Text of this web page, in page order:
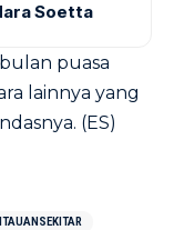
Soetta
puasa
lainnya yang
(ES)